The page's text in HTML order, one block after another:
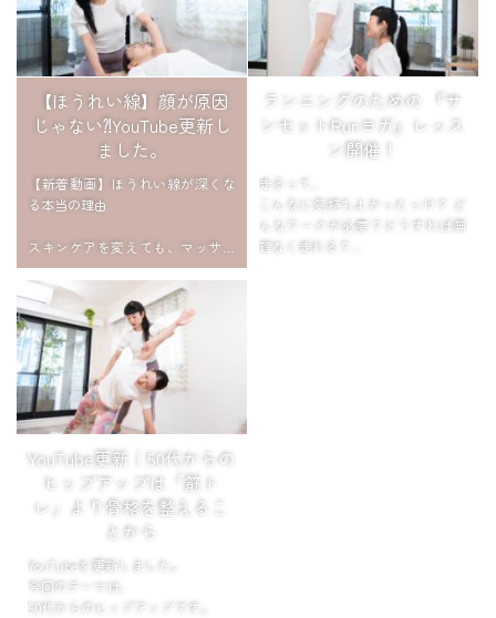
【ほうれい線】顔が原因
じゃない⁈YouTube更新し
ました。
【新着動画】ほうれい線が深くな
る本当の理由
スキンケアを変えても、マッサー
ジをしても変わらない。
その理由は、顔ではなく姿勢にあ
りました。
デスクでできる骨格ケアもご紹介
しています。 htt...
ランニングのための 『サ
ンセットRunヨガ』レッス
ン開催！
走るって、
こんなに気持ちよかったっけ？ ど
んなワークが必要？どうすれば無
理なく走れる？
YouTube更新｜50代からの
ヒップアップは「筋ト
レ」より骨格を整えるこ
とから
YouTubeを更新しました。
今回のテーマは、
50代からのヒップアップです。